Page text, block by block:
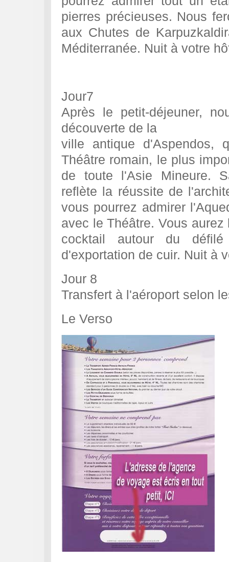
pierres précieuses. Nous
aux Chutes de
Méditerranée. Nuit à votre
Jour7
Après le petit-déjeuner,
découverte de la
ville antique d'Aspendos,
Théâtre romain, le plus
de toute l'Asie Mineure.
reflète la réussite de
vous pourrez admirer
avec le Théâtre. Vous
cocktail autour du
d'exportation de cuir. Nuit à
Jour 8
Transfert à l'aéroport selon
Le Verso